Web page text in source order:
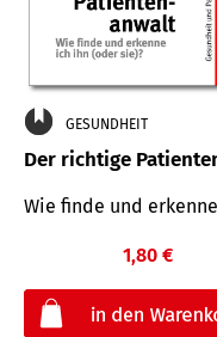
GESUNDHEIT
Der richtige
Wie finde und
1,80 €